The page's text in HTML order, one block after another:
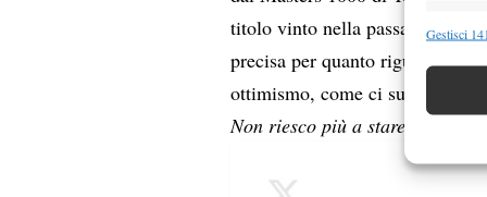
Gestisci
titolo vinto nella passata
precisa per quanto riguarda il
ottimismo, come ci suggerisce
Non riesco più a stare al tuo